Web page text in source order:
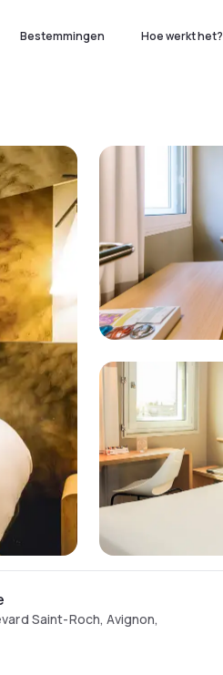
Bestemmingen Hoe werkt het?
Saint-Roch, Avignon,